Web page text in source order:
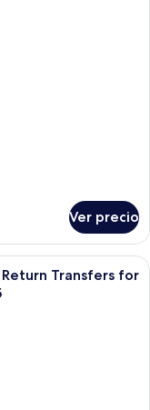
Ver precio
amplio con una cama
Transfers for